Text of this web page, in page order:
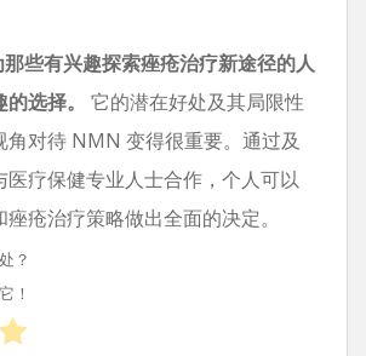
些有兴趣探索痤疮治疗新途径的人
选择。
它的潜在好处及其局限性
角对待 NMN 变得很重要。通过及
医疗保健专业人士合作，个人可以
疮治疗策略做出全面的决定。
？
！